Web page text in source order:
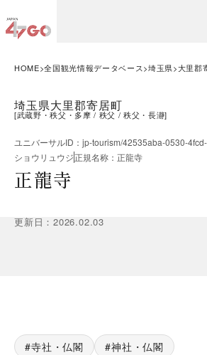
HOME 全国観光情報データベース 埼玉県 大里郡
埼玉県大里郡寄居町
[武蔵野・秩父・多摩 秩父 秩父・長瀞]
ユニバーサルID ： jp-tourism/42535aba-0530-
ショウリュウジ正規名称 ： 正龍寺
正龍寺
更新日 ：2026.02.03
寺社・仏閣 神社・仏閣